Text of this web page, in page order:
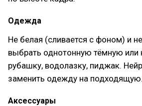
Одежда
Не белая (сливается с фоном) и
выбрать однотонную тёмную или
рубашку, водолазку, пиджак.
заменить одежду на подходящую.
Аксессуары